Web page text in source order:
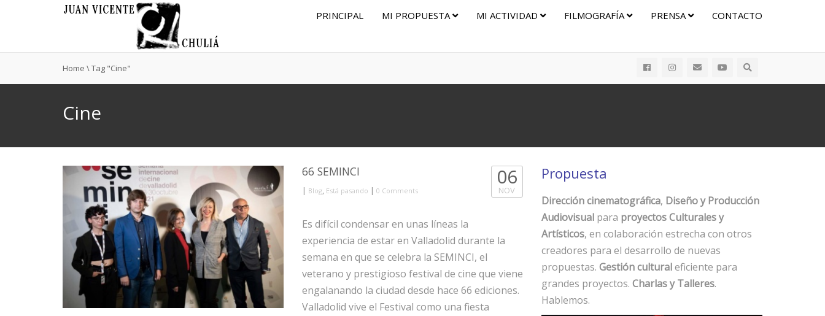
PRINCIPAL MI PROPUESTA MI ACTIVIDAD FILMOGRAFÍA PRENSA CONTACTO
Home \Tag "Cine"
Cine
66 SEMINCI
| Blog, Está pasando | 0 Comments
06
NOV
Es difícil condensar en unas líneas la
experiencia de estar en Valladolid durante la
semana en que se celebra la SEMINCI, el
veterano y prestigioso festival de cine que viene
engalanando la ciudad desde hace 66 ediciones.
Valladolid vive el Festival como una fiesta
Propuesta
Dirección cinematográfica, Diseño y Producción
Audiovisual para proyectos Culturales y
Artísticos, en colaboración estrecha con otros
creadores para el desarrollo de nuevas
propuestas. Gestión culturaleficiente para
grandes proyectos. Charlas y Talleres.
Hablemos.